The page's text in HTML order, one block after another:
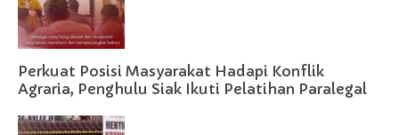
Perkuat Posisi Masyarakat Hadapi Konflik
Agraria, Penghulu Siak Ikuti Pelatihan Paralegal